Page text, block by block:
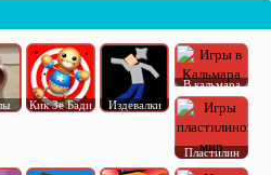
Кик Зе Бади Издевалки
В кальмара
Пластилин